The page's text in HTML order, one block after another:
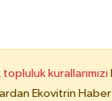
topluluk kurallarımızı
Ekovitrin